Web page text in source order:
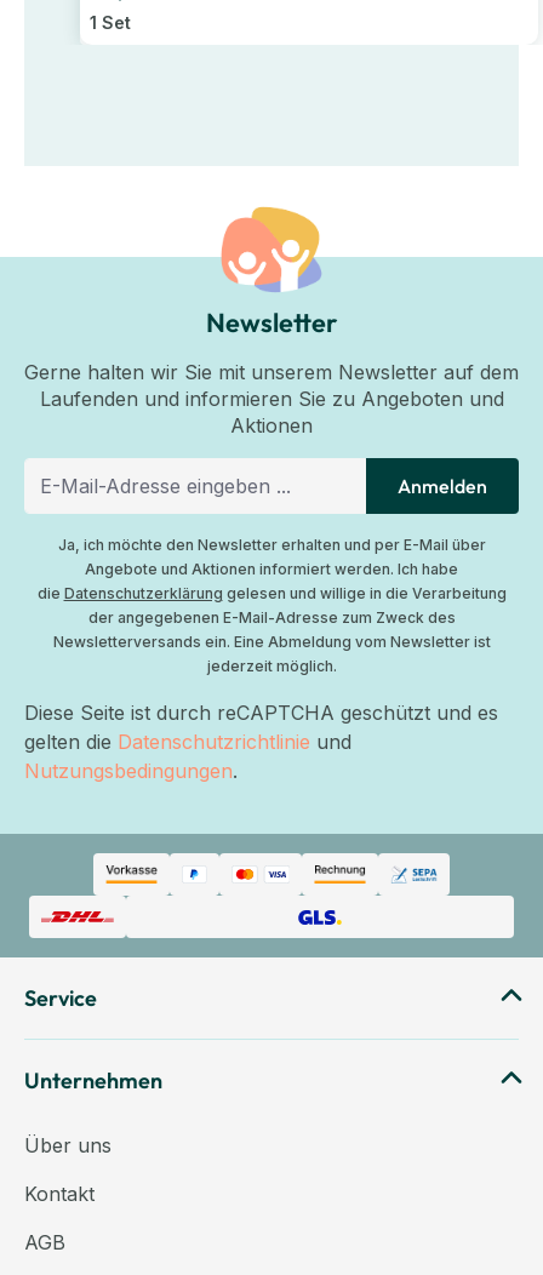
1 Set
Newsletter
Gerne halten wir Sie mit unserem Newsletter auf dem
Laufenden und informieren Sie zu Angeboten und
Aktionen
Anmelden
Ja, ich möchte den Newsletter erhalten und per E-Mail über
Angebote und Aktionen informiert werden. Ich habe
die Datenschutzerklärung gelesen und willige in die Verarbeitung
der angegebenen E-Mail-Adresse zum Zweck des
Newsletterversands ein. Eine Abmeldung vom Newsletter ist
jederzeit möglich.
Diese Seite ist durch reCAPTCHA geschützt und es
gelten die Datenschutzrichtlinie und
Nutzungsbedingungen.
Service
Unternehmen
Über uns
Kontakt
AGB